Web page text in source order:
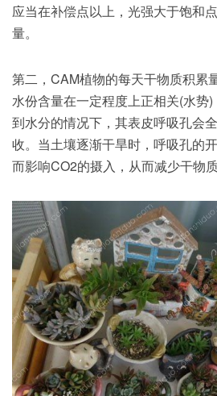
应当在补偿点以上，光强大于饱和
量。
第二，CAM植物的每天干物质积累
水份含量在一定程度上正相关(水势
到水分的情况下，其表皮呼吸孔会
收。当土壤逐渐干旱时，呼吸孔的
而影响CO2的摄入，从而减少干物质